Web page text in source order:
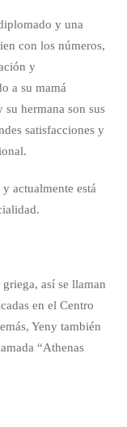
y una
con los números,
y
a su mamá
su hermana son sus
satisfacciones y
actualmente está
así se llaman
en el Centro
Yeny también
“Athenas